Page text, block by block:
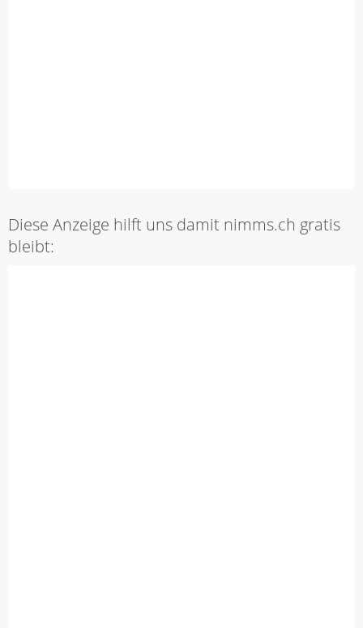
Diese Anzeige hilft uns damit nimms.ch gratis
bleibt: